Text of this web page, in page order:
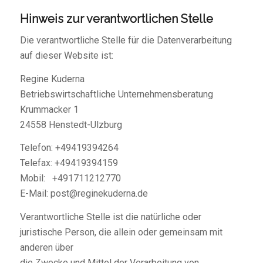
Hinweis zur verantwortlichen Stelle
Die verantwortliche Stelle für die Datenverarbeitung
auf dieser Website ist:
Regine Kuderna
Betriebswirtschaftliche Unternehmensberatung
Krummacker 1
24558 Henstedt-Ulzburg
Telefon: +49419394264
Telefax: +49419394159
Mobil: +491711212770
E-Mail: post@reginekuderna.de
Verantwortliche Stelle ist die natürliche oder
juristische Person, die allein oder gemeinsam mit
anderen über